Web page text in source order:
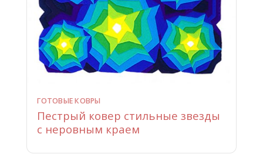
ГОТОВЫЕ КОВРЫ
Пестрый ковер стильные звезды
с неровным краем